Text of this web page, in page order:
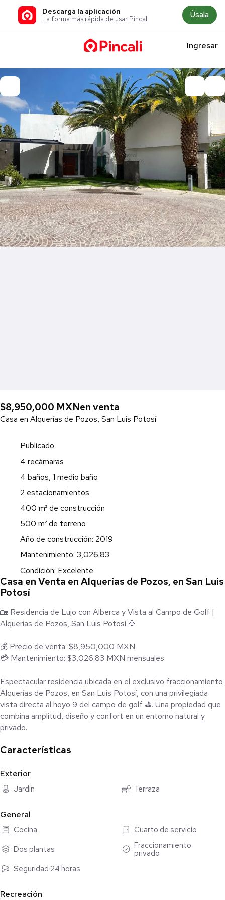
Descarga la aplicación
La forma más rápida de usar Pincali Úsala
Ingresar
$8,950,000 MXNen venta
Casa en Alquerías de Pozos, San Luis Potosí
Publicado
4 recámaras
4 baños, 1 medio baño
2 estacionamientos
400 m² de construcción
500 m² de terreno
Año de construcción: 2019
Mantenimiento: 3,026.83
Condición: Excelente
Casa en Venta en Alquerías de Pozos, en San Luis
Potosí
🏡 Residencia de Lujo con Alberca y Vista al Campo de Golf |
Alquerías de Pozos, San Luis Potosí 💎
💰 Precio de venta: $8,950,000 MXN
💳 Mantenimiento: $3,026.83 MXN mensuales
Espectacular residencia ubicada en el exclusivo fraccionamiento
Alquerías de Pozos, en San Luis Potosí, con una privilegiada
vista directa al hoyo 9 del campo de golf ⛳. Una propiedad que
combina amplitud, diseño y confort en un entorno natural y
privado.
Construida sobre un terreno de 500 m² con 400 m² de
excelente iluminación natural y una distribución ideal para la vida
familiar y social.
✨ Distribución y características:
500 m² de terreno
400 m² de construcción
4 amplias recámaras, todas con baño completo
2 recámaras con vestidor
Sala amplia
Características
Exterior
Jardín Terraza
General
Cocina
Cuarto de servicio
Dos plantas
Fraccionamiento
privado
Seguridad 24 horas
Recreación